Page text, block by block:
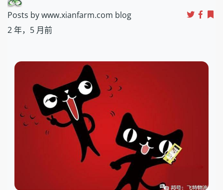
Posts by www.xianfarm.com blog
2 年，5 月前